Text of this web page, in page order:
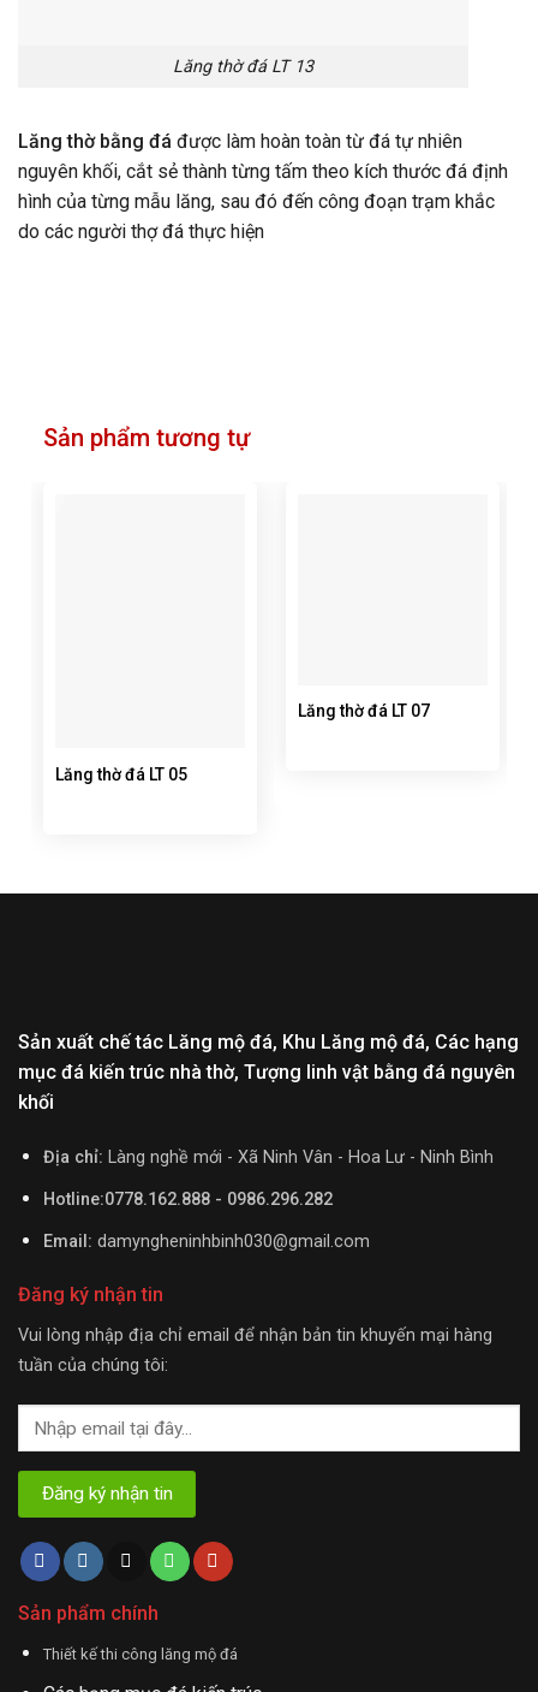
Lăng thờ đá LT 13
Lăng thờ bằng đá được làm hoàn toàn từ đá tự nhiên
nguyên khối, cắt sẻ thành từng tấm theo kích thước đá định
hình của từng mẫu lăng, sau đó đến công đoạn trạm khắc
do các người thợ đá thực hiện
Sản phẩm tương tự
Lăng thờ đá LT 05
Lăng thờ đá LT 07
Sản xuất chế tác Lăng mộ đá, Khu Lăng mộ đá, Các hạng
mục đá kiến trúc nhà thờ, Tượng linh vật bằng đá nguyên
khối
Địa chỉ: Làng nghề mới - Xã Ninh Vân - Hoa Lư - Ninh Bình
Hotline:0778.162.888 - 0986.296.282
Email: damyngheninhbinh030@gmail.com
Đăng ký nhận tin
Vui lòng nhập địa chỉ email để nhận bản tin khuyến mại hàng
tuần của chúng tôi:
Sản phẩm chính
Thiết kế thi công lăng mộ đá